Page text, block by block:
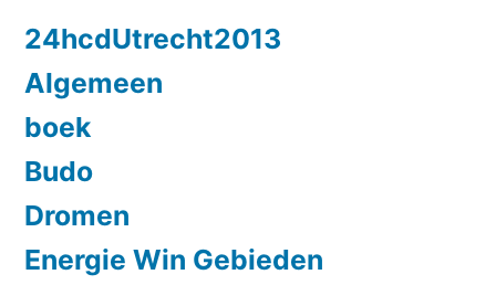
24hcdUtrecht2013
Algemeen
boek
Budo
Dromen
Energie Win Gebieden